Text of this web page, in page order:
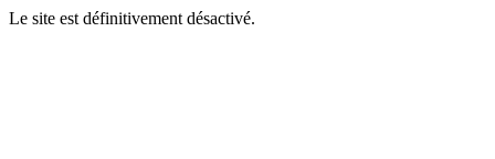
Le site est définitivement désactivé.